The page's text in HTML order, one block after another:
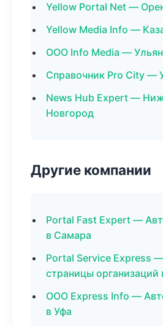
Yellow Portal Net —
Yellow Media Info —
ООО Info Media —
Справочник Pro City —
News Hub Expert —
Новгород
Другие компании
Portal Fast Expert —
в Самара
Portal Service Express
страницы организаций
ООО Express Info —
в Уфа